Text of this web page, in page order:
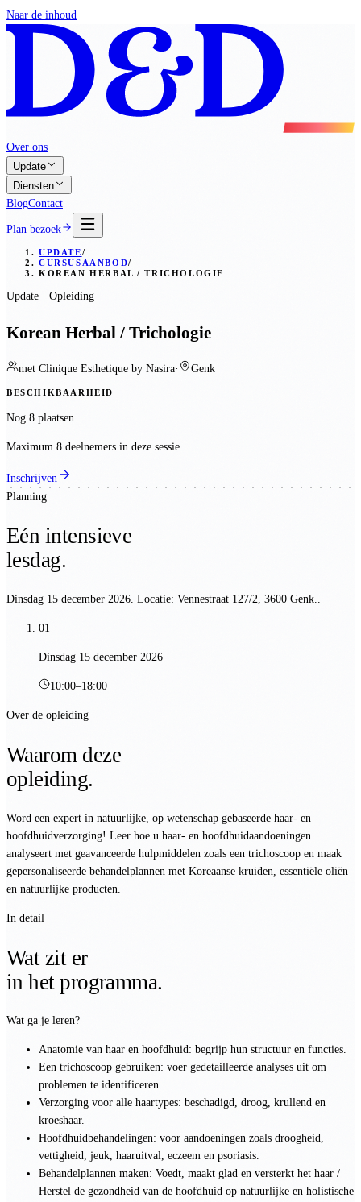
Naar de inhoud
Over ons
Update
Diensten
BlogContact
Plan bezoek
UPDATE/
CURSUSAANBOD/
KOREAN HERBAL / TRICHOLOGIE
Update · Opleiding
Korean Herbal / Trichologie
met Clinique Esthetique by Nasira· Genk
BESCHIKBAARHEID
Nog 8 plaatsen
Maximum 8 deelnemers in deze sessie.
Inschrijven
Planning
Eén intensieve
lesdag.
Dinsdag 15 december 2026. Locatie: Vennestraat 127/2, 3600 Genk..
01
Dinsdag 15 december 2026
10:00–18:00
Over de opleiding
Waarom deze
opleiding.
Word een expert in natuurlijke, op wetenschap gebaseerde haar- en
hoofdhuidverzorging! Leer hoe u haar- en hoofdhuidaandoeningen
analyseert met geavanceerde hulpmiddelen zoals een trichoscoop en maak
gepersonaliseerde behandelplannen met Koreaanse kruiden, essentiële oliën
en natuurlijke producten.
In detail
Wat zit er
in het programma.
Wat ga je leren?
Anatomie van haar en hoofdhuid: begrijp hun structuur en functies.
Een trichoscoop gebruiken: voer gedetailleerde analyses uit om
problemen te identificeren.
Verzorging voor alle haartypes: beschadigd, droog, krullend en
kroeshaar.
Hoofdhuidbehandelingen: voor aandoeningen zoals droogheid,
vettigheid, jeuk, haaruitval, eczeem en psoriasis.
Behandelplannen maken: Voedt, maakt glad en versterkt het haar /
Herstel de gezondheid van de hoofdhuid op natuurlijke en holistische